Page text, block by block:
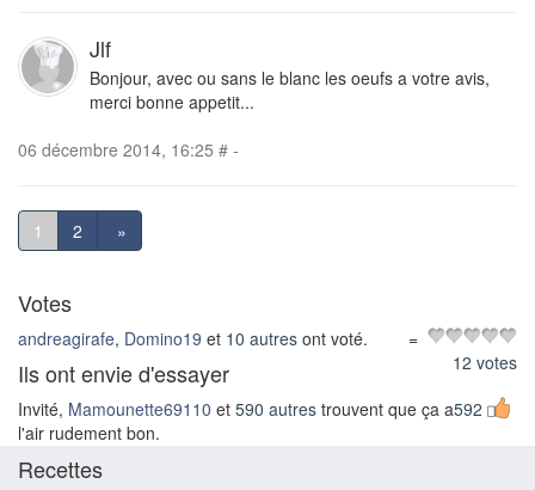
Jlf
Bonjour, avec ou sans le blanc les oeufs a votre avis,
merci bonne appetit...
06 décembre 2014, 16:25 # -
1 2 »
Votes
andreagirafe, Domino19 et 10 autres ont voté.
=
12 votes
Ils ont envie d'essayer
592
Invité, Mamounette69110 et 590 autres trouvent que ça a
l'air rudement bon.
Recettes